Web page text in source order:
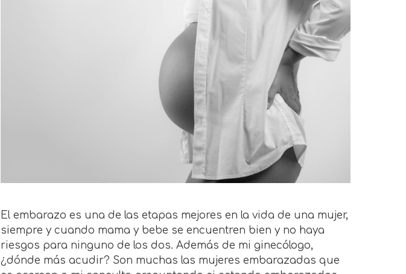
El embarazo es una de las etapas mejores en la vida de una mujer,
siempre y cuando mama y bebe se encuentren bien y no haya
riesgos para ninguno de los dos. Además de mi ginecólogo,
¿dónde más acudir? Son muchas las mujeres embarazadas que